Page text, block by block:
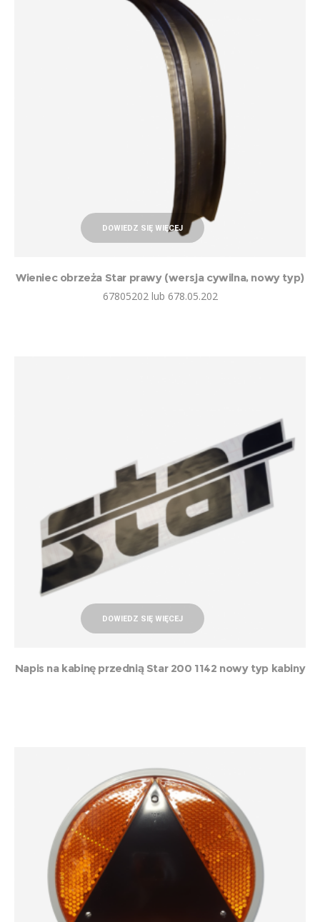
DOWIEDZ SIĘ WIĘCEJ
Wieniec obrzeża Star prawy (wersja cywilna, nowy typ)
67805202 lub 678.05.202
DOWIEDZ SIĘ WIĘCEJ
Napis na kabinę przednią Star 200 1142 nowy typ kabiny